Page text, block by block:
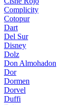
Complicity
Cotopur
Dart
Del Sur
Disney
Dolz
Don Almohadon
Dor
Dormen
Dorvel
Duffi